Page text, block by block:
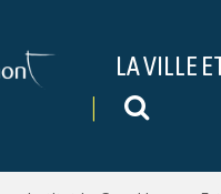
LA VILLE